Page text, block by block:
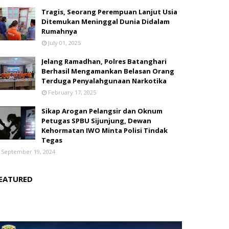
Tragis, Seorang Perempuan Lanjut Usia
Ditemukan Meninggal Dunia Didalam
Rumahnya
July 01, 2025
Jelang Ramadhan, Polres Batanghari
Berhasil Mengamankan Belasan Orang
Terduga Penyalahgunaan Narkotika
February 17, 2025
Sikap Arogan Pelangsir dan Oknum
Petugas SPBU Sijunjung, Dewan
Kehormatan IWO Minta Polisi Tindak
Tegas
September 19, 2024